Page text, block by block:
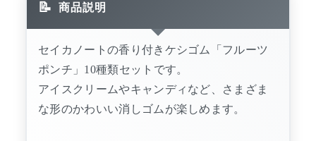
商品説明
セイカノートの香り付きケシゴム「フルーツ
ポンチ」10種類セットです。
アイスクリームやキャンディなど、さまざま
な形のかわいい消しゴムが楽しめます。